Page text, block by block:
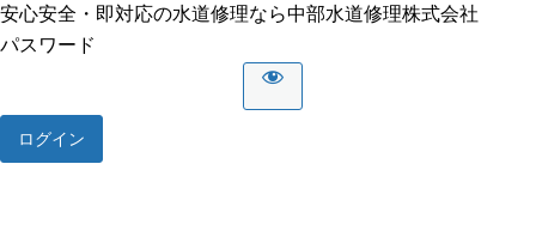
安心安全・即対応の水道修理なら中部水道修理株式会社
パスワード